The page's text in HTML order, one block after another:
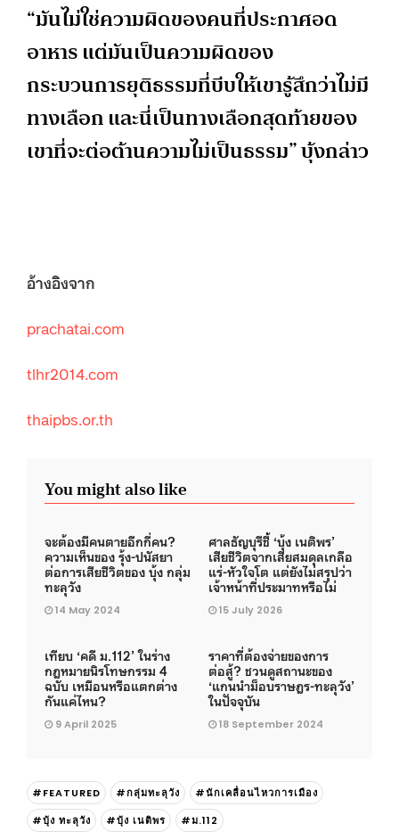
“มันไม่ใช่ความผิดของคนที่ประกาศอด
อาหาร แต่มันเป็นความผิดของ
กระบวนการยุติธรรมที่บีบให้เขารู้สึกว่าไม่มี
ทางเลือก และนี่เป็นทางเลือกสุดท้ายของ
เขาที่จะต่อต้านความไม่เป็นธรรม” บุ้งกล่าว
อ้างอิงจาก
prachatai.com
tlhr2014.com
thaipbs.or.th
You might also like
จะต้องมีคนตายอีกกี่คน?
ความเห็นของ รุ้ง-ปนัสยา
ต่อการเสียชีวิตของ บุ้ง กลุ่ม
ทะลุวัง
14 May 2024
ศาลธัญบุรีชี้ ‘บุ้ง เนติพร’
เสียชีวิตจากเสียสมดุลเกลือ
แร่-หัวใจโต แต่ยังไม่สรุปว่า
เจ้าหน้าที่ประมาทหรือไม่
15 July 2026
เทียบ ‘คดี ม.112’ ในร่าง
กฎหมายนิรโทษกรรม 4
ฉบับ เหมือนหรือแตกต่าง
กันแค่ไหน?
9 April 2025
ราคาที่ต้องจ่ายของการ
ต่อสู้? ชวนดูสถานะของ
‘แกนนำม็อบราษฎร-ทะลุวัง’
ในปัจจุบัน
18 September 2024
#FEATURED #กลุ่มทะลุวัง
#นักเคลื่อนไหวการเมือง
#บุ้ง ทะลุวัง
#บุ้ง เนติพร #ม.112